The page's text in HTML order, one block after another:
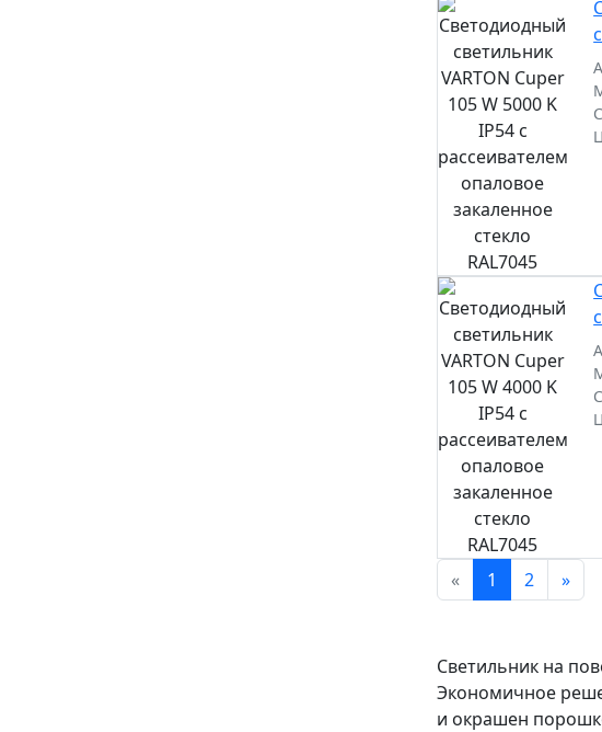
« 1 2 »
Светильник на
Экономичное
и окрашен